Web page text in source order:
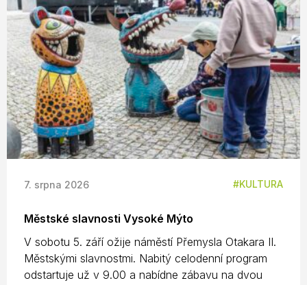
7. srpna 2026 KULTURA
Městské slavnosti Vysoké Mýto
V sobotu 5. září ožije náměstí Přemysla Otakara II.
Městskými slavnostmi. Nabitý celodenní program
odstartuje už v 9.00 a nabídne zábavu na dvou